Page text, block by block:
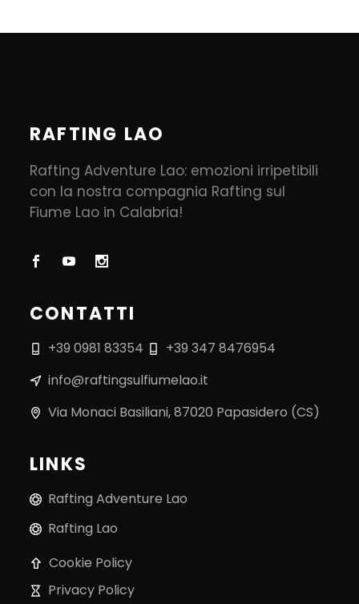
RAFTING LAO
Rafting Adventure Lao: emozioni irripetibili
con la nostra compagnia Rafting sul
Fiume Lao in Calabria!
CONTATTI
+39 0981 83354
+39 347 8476954
info@raftingsulfiumelao.it
Via Monaci Basiliani, 87020 Papasidero (CS)
LINKS
Rafting Adventure Lao
Rafting Lao
Cookie Policy
Privacy Policy